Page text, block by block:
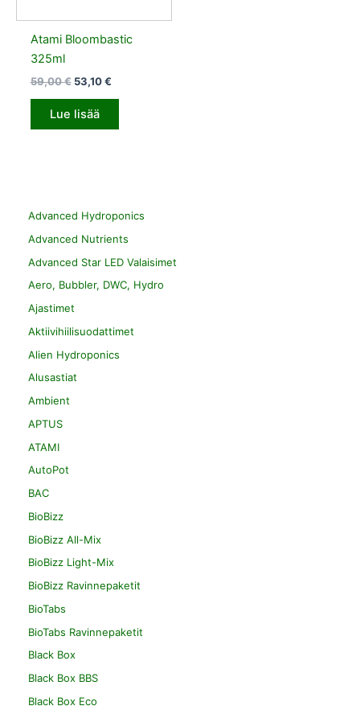
Advanced Hydroponics
Advanced Nutrients
Advanced Star LED Valaisimet
Aero, Bubbler, DWC, Hydro
Ajastimet
Aktiivihiilisuodattimet
Alien Hydroponics
Alusastiat
Ambient
APTUS
ATAMI
AutoPot
BAC
BioBizz
BioBizz All-Mix
BioBizz Light-Mix
BioBizz Ravinnepaketit
BioTabs
BioTabs Ravinnepaketit
Black Box
Black Box BBS
Black Box Eco
Atami Bloombastic
325ml
59,00€ 53,10€
Lue lisää